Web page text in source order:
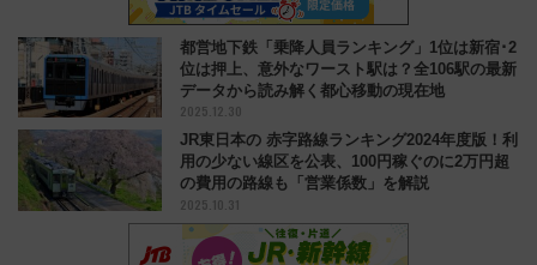
都営地下鉄「乗降人員ランキング」1位は新宿･2
位は押上、意外なワースト駅は？全106駅の最新
データから読み解く都心移動の現在地
2025.12.30
JR東日本の 赤字路線ランキング2024年度版！利
用の少ない線区を公表、100円稼ぐのに2万円超
の費用の路線も「営業係数」を解説
2025.10.31